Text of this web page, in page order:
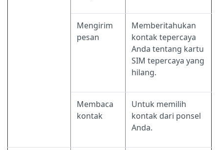
Mengirim
pesan
Memberitahukan
kontak tepercaya
Anda tentang kartu
SIM tepercaya yang
hilang.
Membaca
kontak
Untuk memilih
kontak dari ponsel
Anda.